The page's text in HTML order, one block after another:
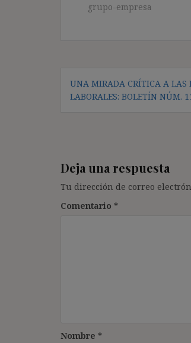
grupo-empresa
Navegación
de
UNA MIRADA CRÍTICA A LAS
LABORALES: BOLETÍN NÚM.
Deja una respuesta
Tu dirección de correo
Comentario *
Nombre *